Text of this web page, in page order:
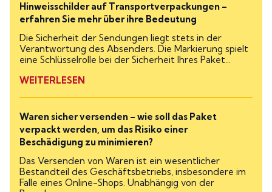
Hinweisschilder auf Transportverpackungen –
erfahren Sie mehr über ihre Bedeutung
Die Sicherheit der Sendungen liegt stets in der
Verantwortung des Absenders. Die Markierung spielt
eine Schlüsselrolle bei der Sicherheit Ihres Paket...
WEITERLESEN
Waren sicher versenden – wie soll das Paket
verpackt werden, um das Risiko einer
Beschädigung zu minimieren?
Das Versenden von Waren ist ein wesentlicher
Bestandteil des Geschäftsbetriebs, insbesondere im
Falle eines Online-Shops. Unabhängig von der